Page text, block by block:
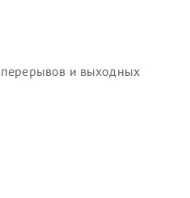
и выходных